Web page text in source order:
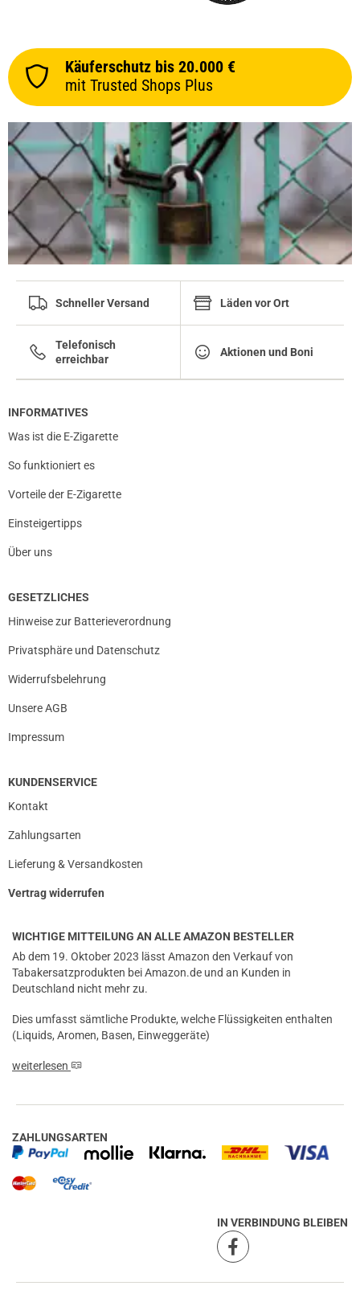
Käuferschutz bis 20.000 €
mit Trusted Shops Plus
Schneller Versand Läden vor Ort
Telefonisch
erreichbar
Aktionen und Boni
INFORMATIVES
Was ist die E-Zigarette
So funktioniert es
Vorteile der E-Zigarette
Einsteigertipps
Über uns
GESETZLICHES
Hinweise zur Batterieverordnung
Privatsphäre und Datenschutz
Widerrufsbelehrung
Unsere AGB
Impressum
KUNDENSERVICE
Kontakt
Zahlungsarten
Lieferung & Versandkosten
Vertrag widerrufen
WICHTIGE MITTEILUNG AN ALLE AMAZON BESTELLER
Ab dem 19. Oktober 2023 lässt Amazon den Verkauf von
Tabakersatzprodukten bei Amazon.de und an Kunden in
Deutschland nicht mehr zu.
Dies umfasst sämtliche Produkte, welche Flüssigkeiten enthalten
(Liquids, Aromen, Basen, Einweggeräte)
weiterlesen
ZAHLUNGSARTEN
IN VERBINDUNG BLEIBEN